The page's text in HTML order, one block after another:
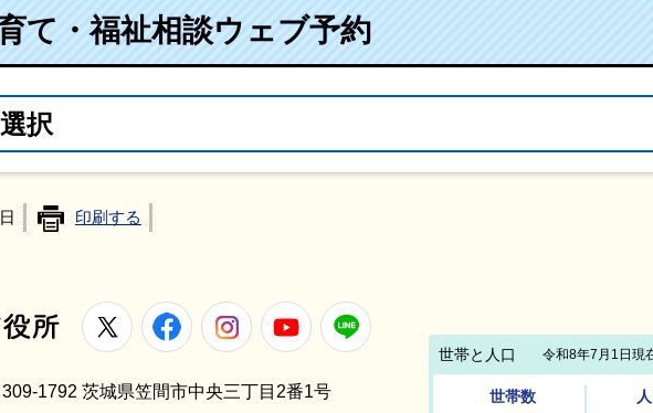
て・福祉相談ウェブ予約
択
印刷する
笠間市役所
X FacebookInstagramYoutube
309-1792 茨城県笠間市中央三丁目2番1号